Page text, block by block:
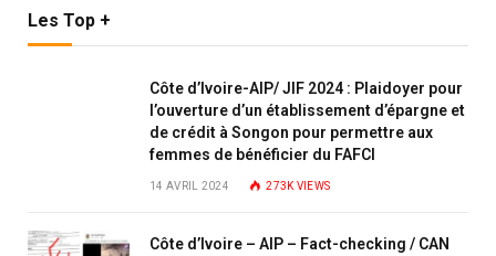
Les Top +
Côte d’Ivoire-AIP/ JIF 2024 : Plaidoyer pour
l’ouverture d’un établissement d’épargne et
de crédit à Songon pour permettre aux
femmes de bénéficier du FAFCI
14 AVRIL 2024 273KVIEWS
Côte d’Ivoire – AIP – Fact-checking / CAN